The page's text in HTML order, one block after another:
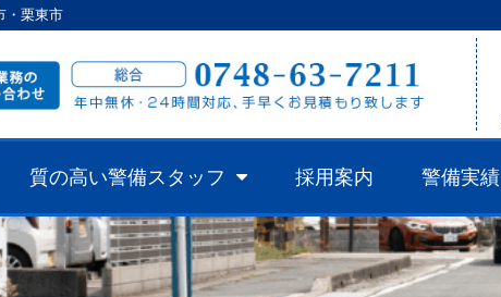
・栗東市
質の高い警備スタッフ 採用案内 警備実績